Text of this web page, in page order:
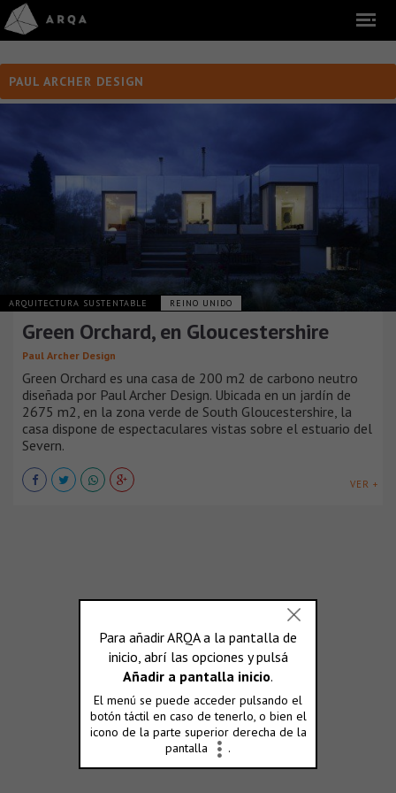
PAUL ARCHER DESIGN
ARQUITECTURA SUSTENTABLE REINO UNIDO
Green Orchard, en Gloucestershire
Paul Archer Design
Green Orchard es una casa de 200 m2 de carbono neutro
diseñada por Paul Archer Design. Ubicada en un jardín de
2675 m2, en la zona verde de South Gloucestershire, la
casa dispone de espectaculares vistas sobre el estuario del
Severn.
VER +